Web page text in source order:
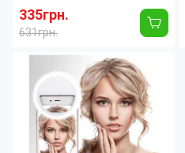
MM-240, 24 см, прямокутна
з штативом
335грн.
631грн.
Форма:Прямоугольная
Страна производитель:Китай